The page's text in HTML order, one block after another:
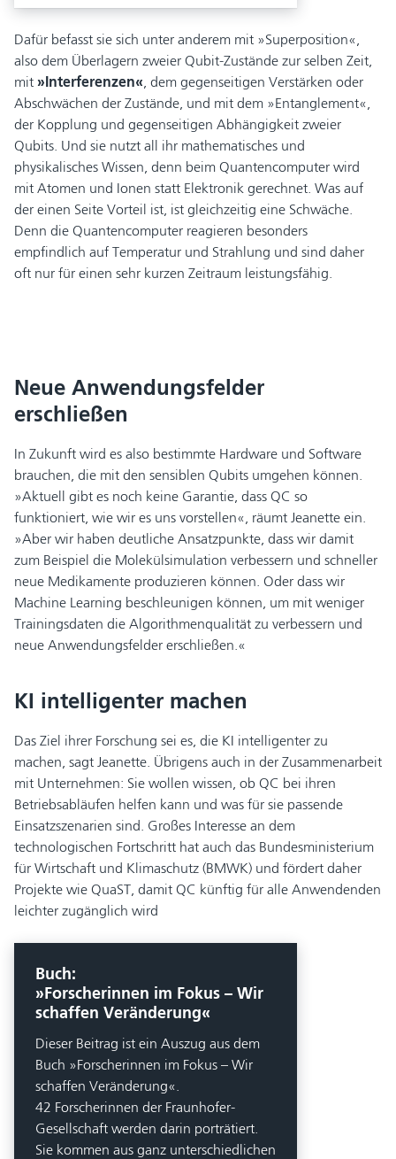
Dafür befasst sie sich unter anderem mit »Superposition«,
also dem Überlagern zweier Qubit-Zustände zur selben Zeit,
mit »Interferenzen«, dem gegenseitigen Verstärken oder
Abschwächen der Zustände, und mit dem »Entanglement«,
der Kopplung und gegenseitigen Abhängigkeit zweier
Qubits. Und sie nutzt all ihr mathematisches und
physikalisches Wissen, denn beim Quantencomputer wird
mit Atomen und Ionen statt Elektronik gerechnet. Was auf
der einen Seite Vorteil ist, ist gleichzeitig eine Schwäche.
Denn die Quantencomputer reagieren besonders
empfindlich auf Temperatur und Strahlung und sind daher
oft nur für einen sehr kurzen Zeitraum leistungsfähig.
Neue Anwendungsfelder
erschließen
In Zukunft wird es also bestimmte Hardware und Software
brauchen, die mit den sensiblen Qubits umgehen können.
»Aktuell gibt es noch keine Garantie, dass QC so
funktioniert, wie wir es uns vorstellen«, räumt Jeanette ein.
»Aber wir haben deutliche Ansatzpunkte, dass wir damit
zum Beispiel die Molekülsimulation verbessern und schneller
neue Medikamente produzieren können. Oder dass wir
Machine Learning beschleunigen können, um mit weniger
Trainingsdaten die Algorithmenqualität zu verbessern und
neue Anwendungsfelder erschließen.«
KI intelligenter machen
Das Ziel ihrer Forschung sei es, die KI intelligenter zu
machen, sagt Jeanette. Übrigens auch in der Zusammenarbeit
mit Unternehmen: Sie wollen wissen, ob QC bei ihren
Betriebsabläufen helfen kann und was für sie passende
Einsatzszenarien sind. Großes Interesse an dem
technologischen Fortschritt hat auch das Bundesministerium
für Wirtschaft und Klimaschutz (BMWK) und fördert daher
Projekte wie QuaST, damit QC künftig für alle Anwendenden
leichter zugänglich wird
Buch:
»Forscherinnen im Fokus – Wir
schaffen Veränderung«
Dieser Beitrag ist ein Auszug aus dem
Buch »Forscherinnen im Fokus – Wir
schaffen Veränderung«.
42 Forscherinnen der Fraunhofer-
Gesellschaft werden darin porträtiert.
Sie kommen aus ganz unterschiedlichen